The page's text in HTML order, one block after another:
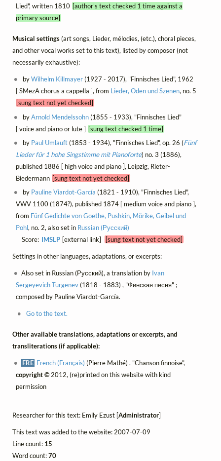
Lied", written 1810 [author's text checked 1 time against a
primary source]
Musical settings(art songs, Lieder, mélodies, (etc.), choral pieces,
and other vocal works set to this text), listed by composer (not
necessarily exhaustive):
byWilhelm Killmayer(1927 - 2017), "Finnisches Lied", 1962
[ SMezA chorus a cappella ], from Lieder, Oden und Szenen, no. 5
[sung text not yet checked]
byArnold Mendelssohn(1855 - 1933), "Finnisches Lied"
[ voice and piano or lute ] [sung text checked 1 time]
by Paul Umlauft(1853 - 1934), "Finnisches Lied", op. 26 (Fünf
Lieder für 1 hohe Singstimme mit Pianoforte) no. 3 (1886),
published 1886 [ high voice and piano ], Leipzig, Rieter-
Biedermann [sung text not yet checked]
by Pauline Viardot-García (1821 - 1910), "Finnisches Lied",
VWV 1100 (1874?), published 1874 [ medium voice and piano ],
from Fünf Gedichte von Goethe, Pushkin, Mörike, Geibel und
Pohl, no. 2, also set in Russian (Русский)
Score: IMSLP [external link][sung text not yet checked]
Settings in other languages, adaptations, or excerpts:
Also set in Russian (Русский), a translation by Ivan
Sergeyevich Turgenev(1818 - 1883) , "Финская песня" ;
composed by Pauline Viardot-García.
Go to the text.
Other available translations, adaptations or excerpts, and
transliterations (if applicable):
FRE French (Français) (Pierre Mathé) , "Chanson finnoise",
copyright ©2012, (re)printed on this website with kind
permission
Researcher for this text: Emily Ezust [Administrator]
This text was added to the website: 2007-07-09
Line count: 15
Word count:70